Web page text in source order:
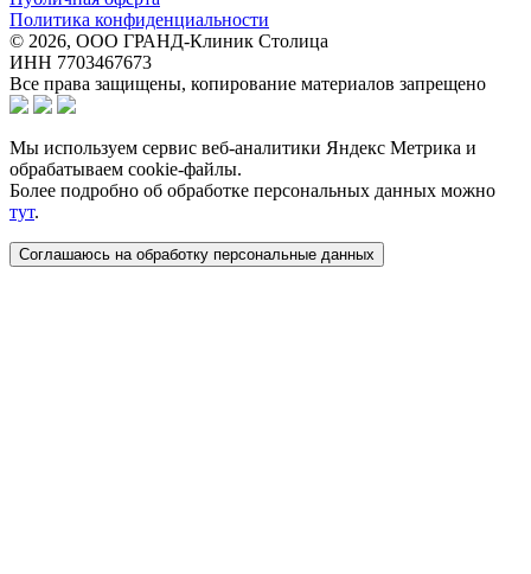
Политика конфиденциальности
© 2026, ООО ГРАНД-Клиник Столица
ИНН 7703467673
Все права защищены, копирование материалов запрещено
Мы используем сервис веб-аналитики Яндекс Метрика и
обрабатываем cookie-файлы.
Более подробно об обработке персональных данных можно
тут.
Соглашаюсь на обработку персональные данных